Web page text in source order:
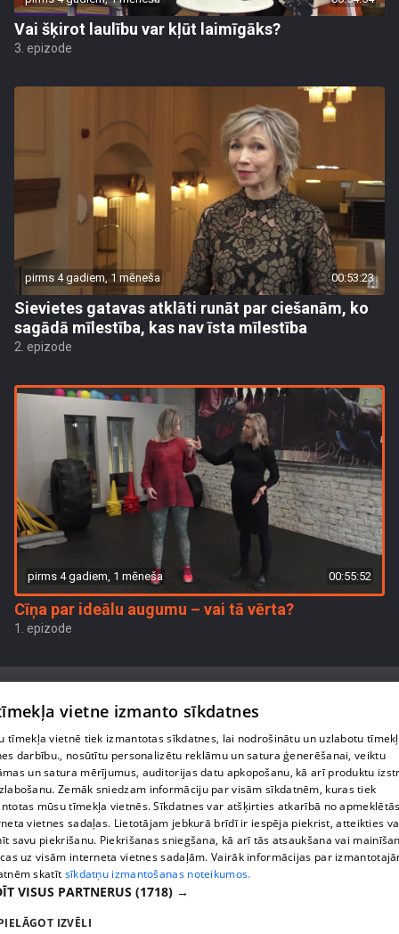
Vai šķirot laulību var kļūt laimīgāks?
3. epizode
pirms 4 gadiem, 1 mēneša 00:53:23
Sievietes gatavas atklāti runāt par ciešanām, ko
sagādā mīlestība, kas nav īsta mīlestība
2. epizode
pirms 4 gadiem, 1 mēneša 00:55:52
Cīņa par ideālu augumu – vai tā vērta?
1. epizode
1188 play jautājumu gadījumā raksti:
info@1188.lv
Par mums
Privātuma politika
Sīkdatnes
Lietošanas noteikumi
vietne izmanto sīkdatnes
tīmekļa vietnē tiek izmantotas sīkdatnes, lai nodrošinātu un uzlabotu
darbību., nosūtītu personalizētu reklāmu un satura ģenerēšanai, veiktu
un satura mērījumus, auditorijas datu apkopošanu, kā arī produktu
Zemāk sniedzam informāciju par visām sīkdatnēm, kuras tiek
mūsu tīmekļa vietnēs. Sīkdatnes var atšķirties atkarībā no
vietnes sadaļas. Lietotājam jebkurā brīdī ir iespēja piekrist, atteikties
savu piekrišanu. Piekrišanas sniegšana, kā arī tās atsaukšana vai
uz visām interneta vietnes sadaļām. Vairāk informācijas par
skatīt sīkdatņu izmantošanas noteikumos.
VISUS PARTNERUS (1718) →
IZVĒLI